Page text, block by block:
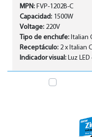
MPN: FVP-1202B-C
Capacidad: 1500W
Voltage: 220V
Tipo de enchufe: Italian
Receptáculo: 2 x Italian
Indicador visual: Luz